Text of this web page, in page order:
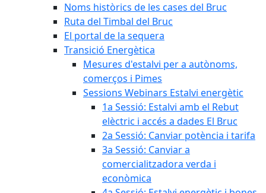
Noms històrics de les cases del Bruc
Ruta del Timbal del Bruc
El portal de la sequera
Transició Energètica
Mesures d'estalvi per a autònoms,
comerços i Pimes
Sessions Webinars Estalvi energètic
1a Sessió: Estalvi amb el Rebut
elèctric i accés a dades El Bruc
2a Sessió: Canviar potència i tarifa
3a Sessió: Canviar a
comercialitzadora verda i
econòmica